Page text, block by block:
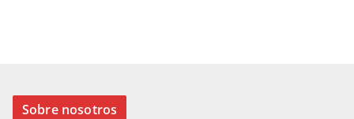
Sobre nosotros